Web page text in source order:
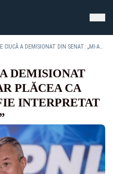
NICOLAE CIUCĂ A DEMISIONAT DIN SENAT: „MI-AR PLĂCEA CA ACEST GEST SĂ FIE INTERPRETAT CA UNUL FIRESC”
DEMISIONAT
PLĂCEA CA
INTERPRETAT